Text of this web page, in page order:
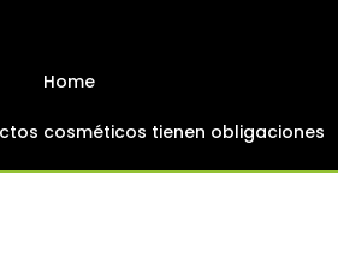
Home
cosméticos tienen obligaciones